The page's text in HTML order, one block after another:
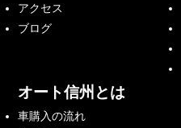
アクセス
ブログ
オート信州とは
車購入の流れ